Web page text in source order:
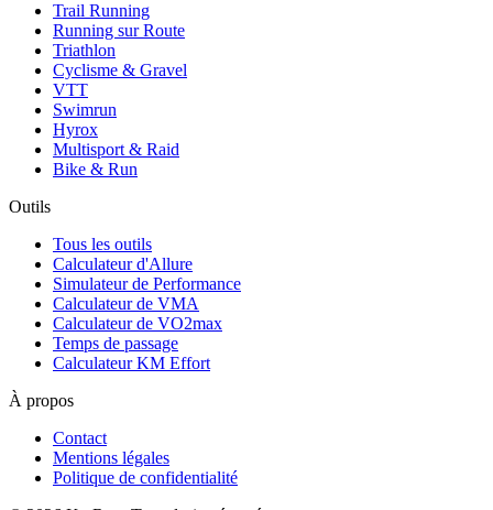
Trail Running
Running sur Route
Triathlon
Cyclisme & Gravel
VTT
Swimrun
Hyrox
Multisport & Raid
Bike & Run
Outils
Tous les outils
Calculateur d'Allure
Simulateur de Performance
Calculateur de VMA
Calculateur de VO2max
Temps de passage
Calculateur KM Effort
À propos
Contact
Mentions légales
Politique de confidentialité